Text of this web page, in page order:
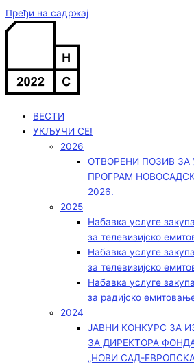
Пређи на садржај
ВЕСТИ
УКЉУЧИ СЕ!
2026
ОТВОРЕНИ ПОЗИВ
ПРОГРАМ
2026.
2025
Набавка услуге
за телевизијско
Набавка услуге
за телевизијско
Набавка услуге
за радијско
2024
ЈАВНИ КОНКУРС ЗА
ЗА ДИРЕКТОРА
„НОВИ САД-